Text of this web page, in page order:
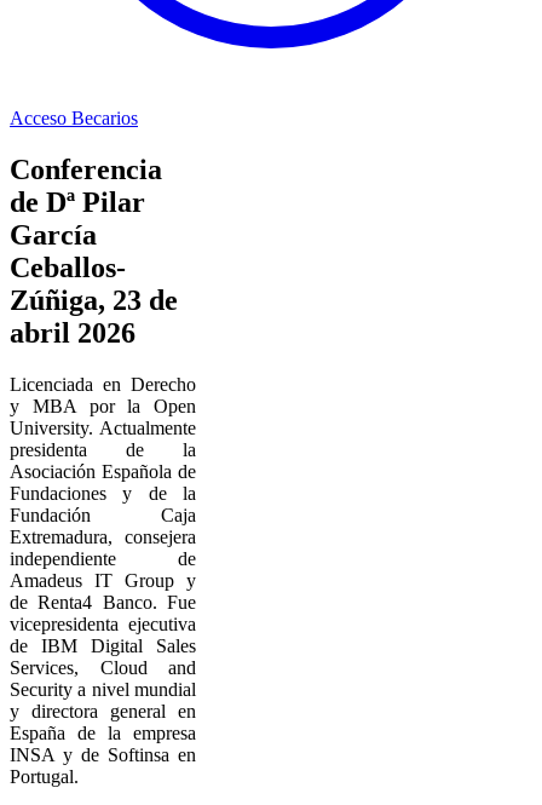
Acceso Becarios
Conferencia
de Dª Pilar
García
Ceballos-
Zúñiga, 23 de
abril 2026
Licenciada en Derecho
y MBA por la Open
University. Actualmente
presidenta de la
Asociación Española de
Fundaciones y de la
Fundación Caja
Extremadura, consejera
independiente de
Amadeus IT Group y
de Renta4 Banco. Fue
vicepresidenta ejecutiva
de IBM Digital Sales
Services, Cloud and
Security a nivel mundial
y directora general en
España de la empresa
INSA y de Softinsa en
Portugal.